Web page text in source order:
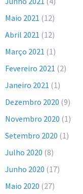
Maio 2021 (12)
Abril 2021 (12)
Março 2021 (1)
Fevereiro 2021 (2)
Janeiro 2021 (1)
Dezembro 2020 (9)
Novembro 2020 (1)
Setembro 2020 (1)
Julho 2020 (8)
Junho 2020 (17)
Maio 2020 (27)